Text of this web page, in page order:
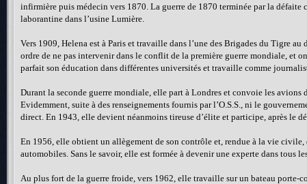
infirmière puis médecin vers 1870. La guerre de 1870 terminée par la
laborantine dans l’usine Lumière.
Vers 1909, Helena est à Paris et travaille dans l’une des Brigades du Tigre
ordre de ne pas intervenir dans le conflit de la première guerre mondiale, et
parfait son éducation dans différentes universités et travaille comme
Durant la seconde guerre mondiale, elle part à Londres et convoie les avions
Evidemment, suite à des renseignements fournis par l’O.S.S., ni le
direct. En 1943, elle devient néanmoins tireuse d’élite et participe, après le
En 1956, elle obtient un allègement de son contrôle et, rendue à la vie
automobiles. Sans le savoir, elle est formée à devenir une experte dans tous
Au plus fort de la guerre froide, vers 1962, elle travaille sur un bateau porte-